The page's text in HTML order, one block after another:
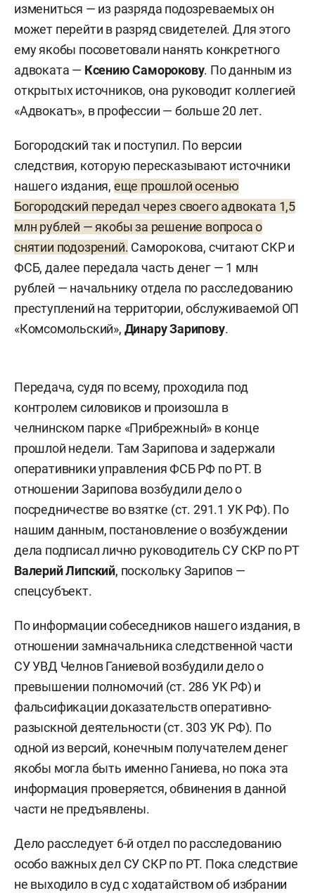
измениться — из разряда подозреваемых он
может перейти в разряд свидетелей. Для этого
ему якобы посоветовали нанять конкретного
адвоката — Ксению Саморокову. По данным из
открытых источников, она руководит коллегией
«Адвокатъ», в профессии — больше 20 лет.
Богородский так и поступил. По версии
следствия, которую пересказывают источники
нашего издания, еще прошлой осенью
Богородский передал через своего адвоката 1,5
млн рублей — якобы за решение вопроса о
снятии подозрений. Саморокова, считают СКР и
ФСБ, далее передала часть денег — 1 млн
рублей — начальнику отдела по расследованию
преступлений на территории, обслуживаемой ОП
«Комсомольский», Динару Зарипову.
Передача, судя по всему, проходила под
контролем силовиков и произошла в
челнинском парке «Прибрежный» в конце
прошлой недели. Там Зарипова и задержали
оперативники управления ФСБ РФ по РТ. В
отношении Зарипова возбудили дело о
посредничестве во взятке (ст. 291.1 УК РФ). По
нашим данным, постановление о возбуждении
дела подписал лично руководитель СУ СКР по РТ
Валерий Липский, поскольку Зарипов —
спецсубъект.
По информации собеседников нашего издания, в
отношении замначальника следственной части
СУ УВД Челнов Ганиевой возбудили дело о
превышении полномочий (ст. 286 УК РФ) и
фальсификации доказательств оперативно-
разыскной деятельности (ст. 303 УК РФ). По
одной из версий, конечным получателем денег
якобы могла быть именно Ганиева, но пока эта
информация проверяется, обвинения в данной
части не предъявлены.
Дело расследует 6-й отдел по расследованию
особо важных дел СУ СКР по РТ. Пока следствие
не выходило в суд с ходатайством об избрании